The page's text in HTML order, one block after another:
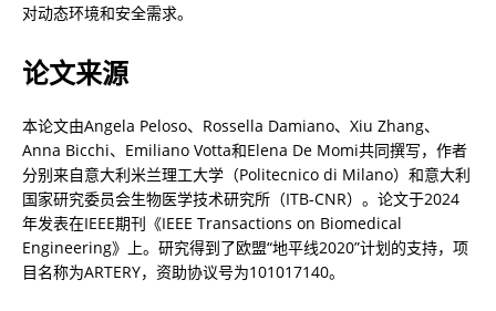
对动态环境和安全需求。
论文来源
本论文由Angela Peloso、Rossella Damiano、Xiu Zhang、
Anna Bicchi、Emiliano Votta和Elena De Momi共同撰写，作者
分别来自意大利米兰理工大学（Politecnico di Milano）和意大利
国家研究委员会生物医学技术研究所（ITB-CNR）。论文于2024
年发表在IEEE期刊《IEEE Transactions on Biomedical
Engineering》上。研究得到了欧盟“地平线2020”计划的支持，项
目名称为ARTERY，资助协议号为101017140。